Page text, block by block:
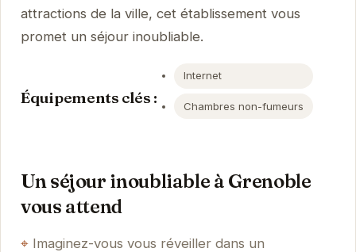
attractions de la ville, cet établissement vous
promet un séjour inoubliable.
Équipements clés :
Internet
Chambres non-fumeurs
Un séjour inoubliable à Grenoble
vous attend
Imaginez-vous vous réveiller dans un